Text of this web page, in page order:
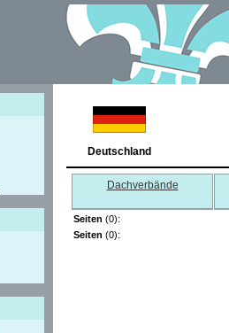
Deutschland
Dachverbände
Seiten (0):
Seiten (0):